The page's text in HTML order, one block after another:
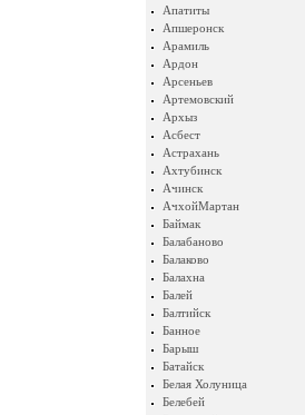
Апатиты
Апшеронск
Арамиль
Ардон
Арсеньев
Артемовский
Архыз
Асбест
Астрахань
Ахтубинск
Ачинск
АчхойМартан
Баймак
Балабаново
Балаково
Балахна
Балей
Балтийск
Банное
Барыш
Батайск
Белая Холуница
Белебей